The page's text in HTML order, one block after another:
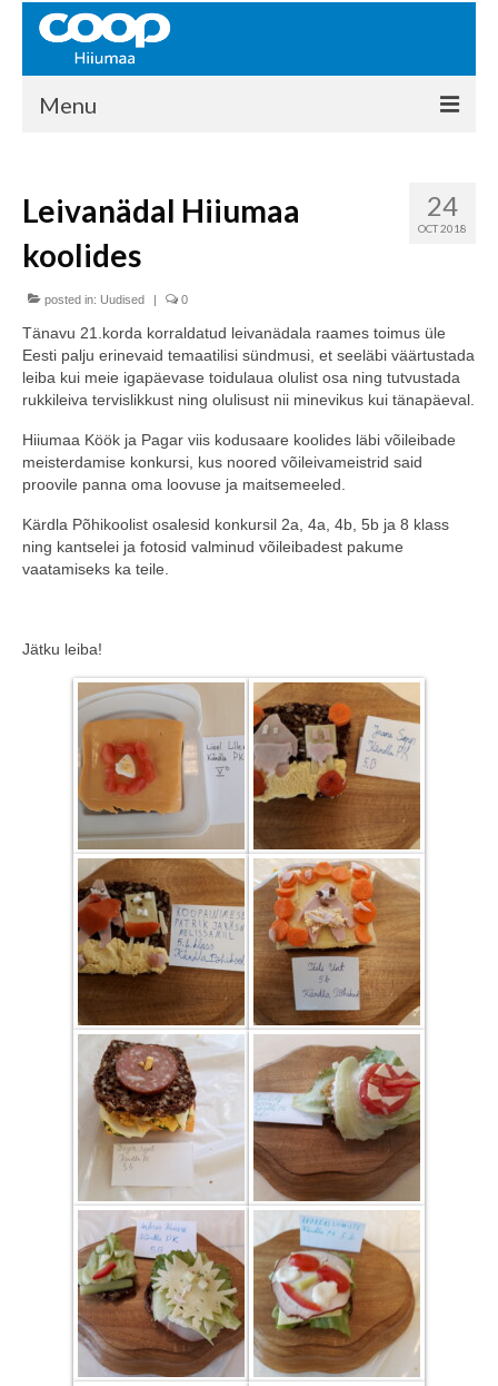
Menu
Kontakt
Liikmed
Ajalugu
KAUPLUSED
EHITUSKESKUS
KAUBAMAJA
KAMPAANIAD
COOP KLIENDIKAART
KINKEKAART
MEIE PANUS
24
OCT 2018
Leivanädal Hiiumaa
koolides
posted in: Uudised | 0
Tänavu 21.korda korraldatud leivanädala raames toimus üle
Eesti palju erinevaid temaatilisi sündmusi, et seeläbi väärtustada
leiba kui meie igapäevase toidulaua olulist osa ning tutvustada
rukkileiva tervislikkust ning olulisust nii minevikus kui tänapäeval.
Hiiumaa Köök ja Pagar viis kodusaare koolides läbi võileibade
meisterdamise konkursi, kus noored võileivameistrid said
proovile panna oma loovuse ja maitsemeeled.
Kärdla Põhikoolist osalesid konkursil 2a, 4a, 4b, 5b ja 8 klass
ning kantselei ja fotosid valminud võileibadest pakume
vaatamiseks ka teile.
Jätku leiba!